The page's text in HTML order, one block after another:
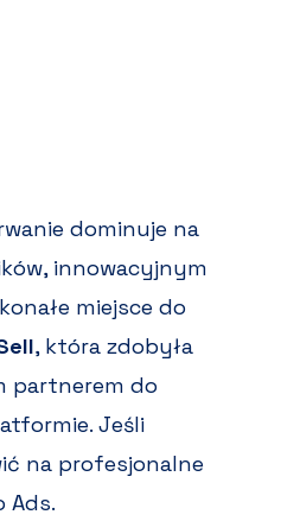
dominuje na
innowacyjnym
miejsce do
, która zdobyła
partnerem do
Jeśli
na profesjonalne
Ads.